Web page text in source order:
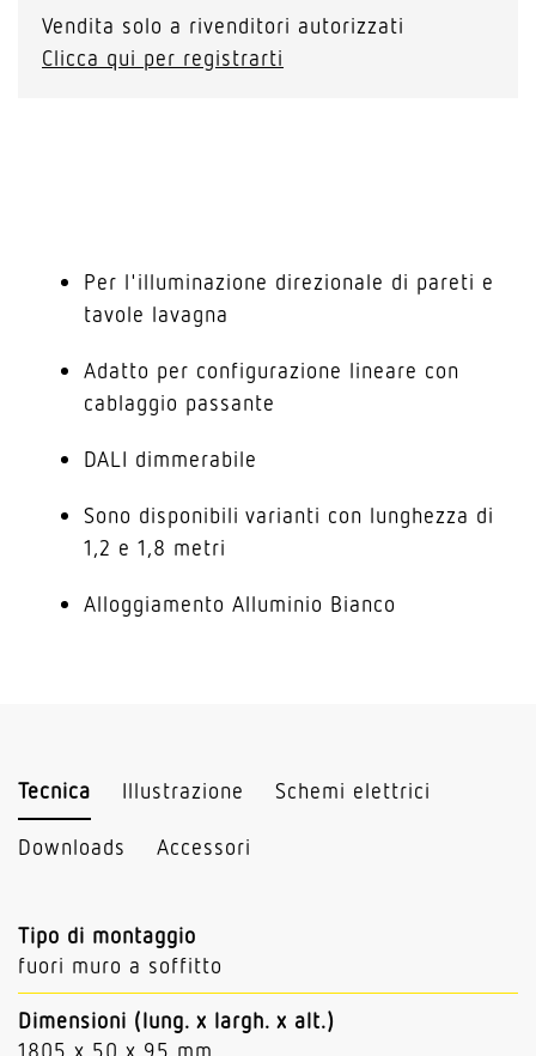
Vendita solo a rivenditori autorizzati
Clicca qui per registrarti
Per l'illuminazione direzionale di pareti e
tavole lavagna
Adatto per configurazione lineare con
cablaggio passante
DALI dimmerabile
Sono disponibili varianti con lunghezza di
1,2 e 1,8 metri
Alloggiamento Alluminio Bianco
Tecnica Illustrazione Schemi elettrici
Downloads Accessori
Tipo di montaggio
fuori muro a soffitto
Dimensioni (lung. x largh. x alt.)
1805 x 50 x 95 mm